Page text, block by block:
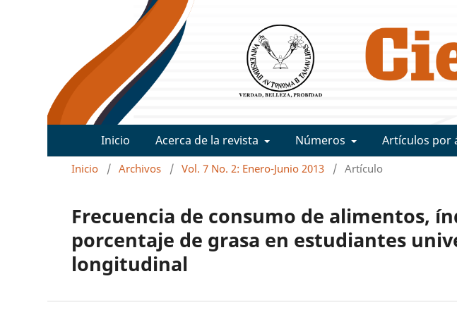
Inicio Acerca de la revista Números Artículos por
Inicio / Archivos / Vol. 7 No. 2: Enero-Junio 2013 / Artículo
Frecuencia de consumo de alimentos,
porcentaje de grasa en estudiantes
longitudinal